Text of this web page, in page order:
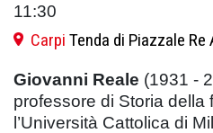
11:30
Carpi Tenda di Piazzale
Giovanni Reale (1931 -
professore di Storia della
l’Università Cattolica di